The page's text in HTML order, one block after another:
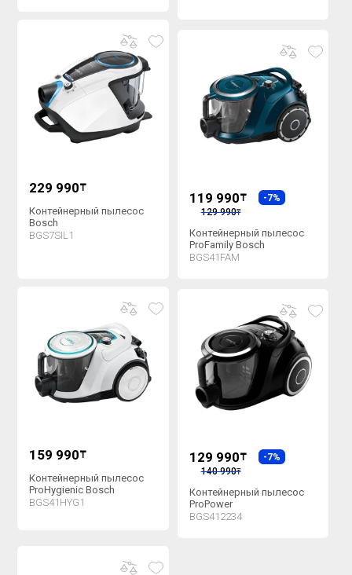
229 990₸
Контейнерный пылесос
Bosch
BGS7SIL1
119 990₸
-7%
129 990₸
Контейнерный пылесос
ProFamily Bosch
BGS41FAM
159 990₸
Контейнерный пылесос
ProHygienic Bosch
BGS41HYG1
129 990₸
-7%
140 990₸
Контейнерный пылесос
ProPower
BGS412234